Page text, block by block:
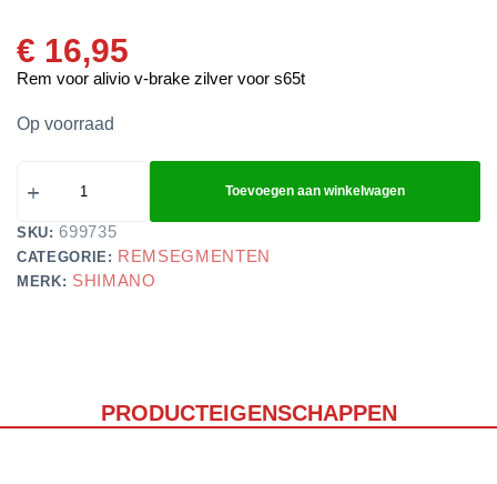
€ 16,95
Rem voor alivio v-brake zilver voor s65t
Op voorraad
Toevoegen aan winkelwagen
SKU:699735
CATEGORIE: REMSEGMENTEN
MERK: SHIMANO
PRODUCTEIGENSCHAPPEN